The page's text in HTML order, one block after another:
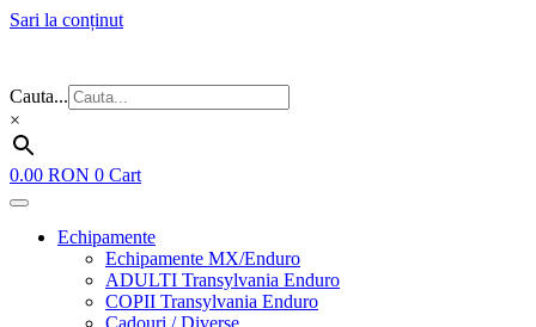
Sari la conținut
Cauta...
×
0.00 RON 0 Cart
Echipamente
Echipamente MX/Enduro
ADULTI Transylvania Enduro
COPII Transylvania Enduro
Cadouri / Diverse